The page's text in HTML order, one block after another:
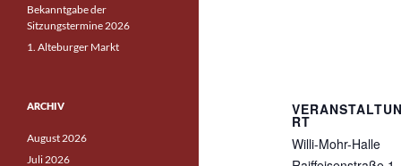
RT
Willi-Mohr-Halle
Bekanntgabe der
Sitzungstermine 2026
1. Alteburger Markt
ARCHIV
August 2026
Juli 2026